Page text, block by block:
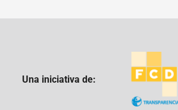
Una iniciativa de: